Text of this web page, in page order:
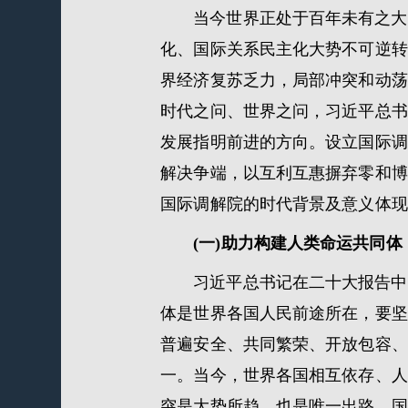
当今世界正处于百年未有之
化、国际关系民主化大势不可逆
界经济复苏乏力，局部冲突和动
时代之问、世界之问，习近平总
发展指明前进的方向。设立国际
解决争端，以互利互惠摒弃零和
国际调解院的时代背景及意义体
(一)助力构建人类命运共同体
习近平总书记在二十大报告
体是世界各国人民前途所在，要
普遍安全、共同繁荣、开放包容
一。当今，世界各国相互依存、